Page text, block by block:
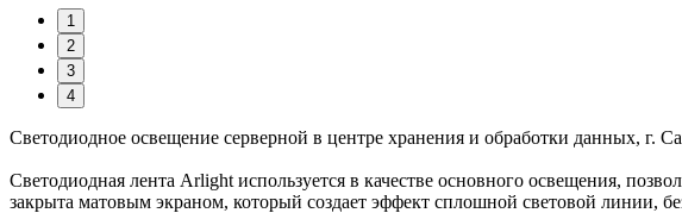
1
2
3
4
Светодиодное освещение серверной в центре хранения и обработки данных, г.
Светодиодная лента Arlight используется в качестве основного освещения,
закрыта матовым экраном, который создает эффект сплошной световой линии,